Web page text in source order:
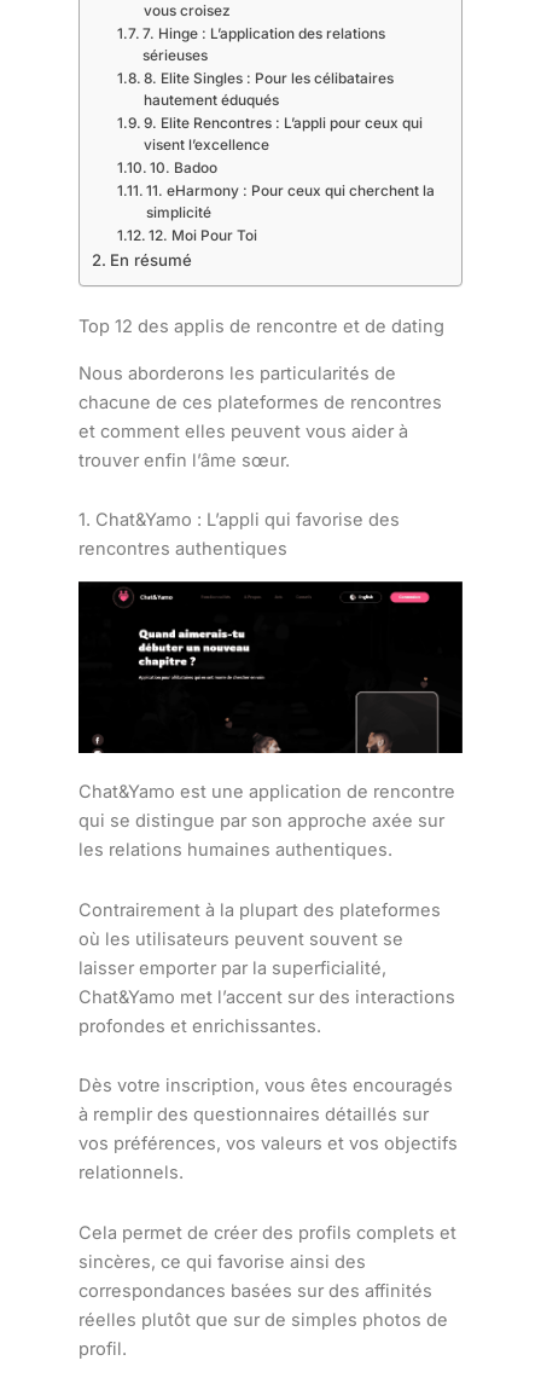
vous croisez
7. Hinge : L’application des relations
sérieuses
8. Elite Singles : Pour les célibataires
hautement éduqués
9. Elite Rencontres : L’appli pour ceux qui
visent l’excellence
10. Badoo
11. eHarmony : Pour ceux qui cherchent la
simplicité
12. Moi Pour Toi
En résumé
Top 12 des applis de rencontre et de dating
Nous aborderons les particularités de
chacune de ces plateformes de rencontres
et comment elles peuvent vous aider à
trouver enfin l’âme sœur.
1. Chat&Yamo : L’appli qui favorise des
rencontres authentiques
Chat&Yamo est une application de rencontre
qui se distingue par son approche axée sur
les relations humaines authentiques.
Contrairement à la plupart des plateformes
où les utilisateurs peuvent souvent se
laisser emporter par la superficialité,
Chat&Yamo met l’accent sur des interactions
profondes et enrichissantes.
Dès votre inscription, vous êtes encouragés
à remplir des questionnaires détaillés sur
vos préférences, vos valeurs et vos objectifs
relationnels.
Cela permet de créer des profils complets et
sincères, ce qui favorise ainsi des
correspondances basées sur des affinités
réelles plutôt que sur de simples photos de
profil.